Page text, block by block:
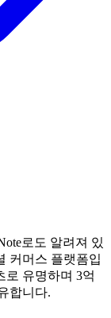
로도 알려져 있
커머스 플랫폼입
로 유명하며 3억
합니다.